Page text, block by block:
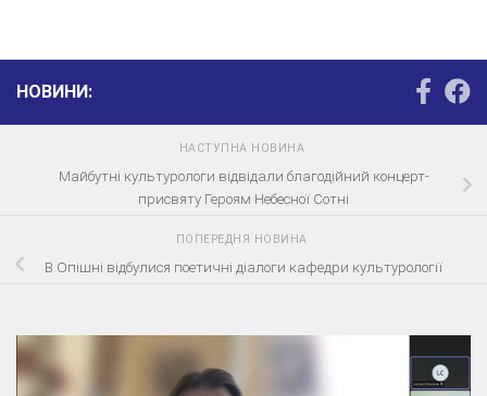
НОВИНИ:
НАСТУПНА НОВИНА
Майбутні культурологи відвідали благодійний концерт-
присвяту Героям Небесної Сотні
ПОПЕРЕДНЯ НОВИНА
В Опішні відбулися поетичні діалоги кафедри культурології